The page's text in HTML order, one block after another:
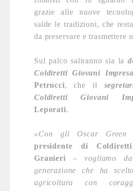
grazie alle nuove
salde le tradizioni, che
da preservare e trasmettere
Sul palco saliranno sia la
Coldiretti Giovani
Petrucci, che il
Coldiretti Giovani
Leporati.
«Con gli Oscar
presidente di
Granieri
– vogliamo
generazione che ha
agricoltura con